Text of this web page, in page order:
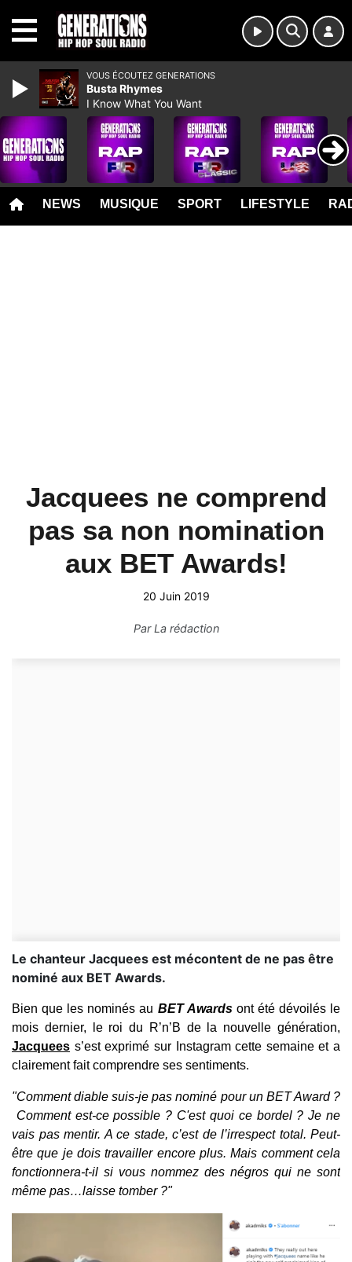
NEWS MUSIQUE SPORT LIFESTYLE
Jacquees ne comprend
pas sa non nomination
aux BET Awards!
20 Juin 2019
ParLa rédaction
Le chanteur Jacquees est mécontent de ne pas être
nominé aux BET Awards.
Bien que les nominés au BET Awardsont été dévoilés le
mois dernier, le roi du R’n’B de la nouvelle génération,
Jacquees s’est exprimé sur Instagram cette semaine et a
clairement fait comprendre ses sentiments.
"Comment diable suis-je pas nominé pour un BET Award ?
Comment est-ce possible ? C'est quoi ce bordel ? Je ne
vais pas mentir. A ce stade, c’est de l’irrespect total. Peut-
être que je dois travailler encore plus. Mais comment cela
fonctionnera-t-il si vous nommez des négros qui ne sont
même pas…laisse tomber ?"
VOUS ÉCOUTEZ GENERATIONS
Busta Rhymes
I Know What You Want